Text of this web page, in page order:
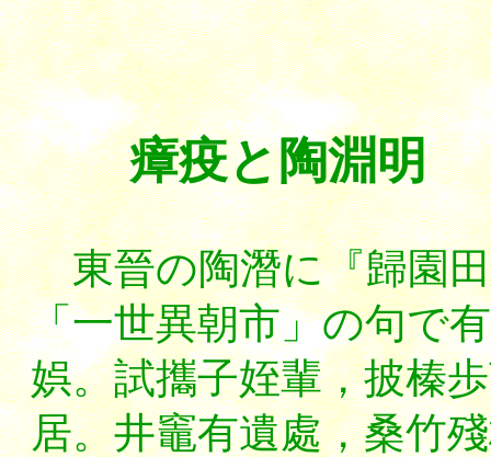
瘴疫と陶淵明
東晉の陶潛に『歸園田
「一世異朝市」の句で
娯。試攜子姪輩，披榛
居。井竈有遺處，桑竹